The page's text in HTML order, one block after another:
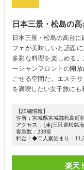
日本三景・松島の
日本三景・松島の高台
フェが美味しいと話題
多彩な料理を楽しめる
ーシャンフロントの開
ごせる空間だ。エステ
を満喫したい女子旅にも
【詳細情報】
住所：宮城県宮城郡松島町
アクセス： [車]三陸道松島
客室数：238室
料金：◆二人素泊まり：
楽天